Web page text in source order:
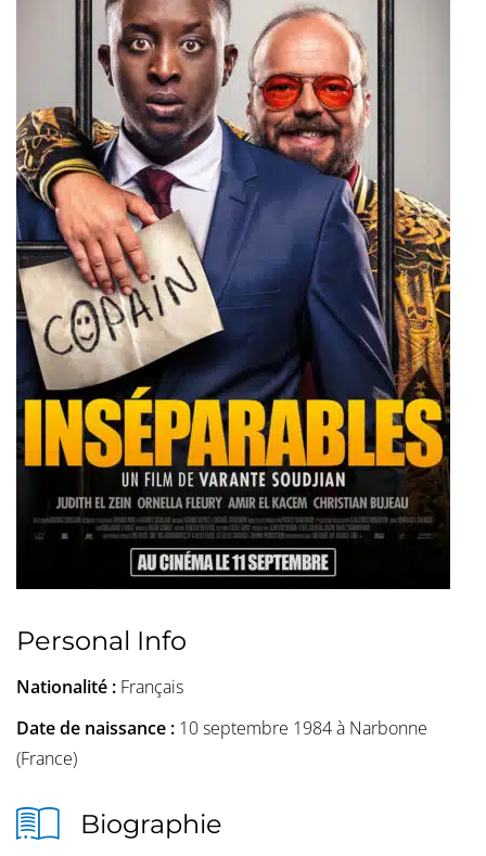
Personal Info
Nationalité : Français
Date de naissance : 10 septembre 1984 à Narbonne
(France)
Biographie